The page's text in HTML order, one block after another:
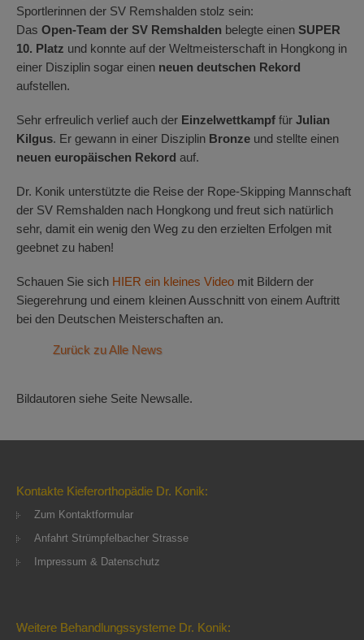
Sportlerinnen der SV Remshalden stolz sein:
Das Open-Team der SV Remshalden belegte einen SUPER
10. Platz und konnte auf der Weltmeisterschaft in Hongkong in
einer Disziplin sogar einen neuen deutschen Rekord
aufstellen.
Sehr erfreulich verlief auch der Einzelwettkampf für Julian
Kilgus. Er gewann in einer Disziplin Bronze und stellte einen
neuen europäischen Rekord auf.
Dr. Konik unterstützte die Reise der Rope-Skipping Mannschaft
der SV Remshalden nach Hongkong und freut sich natürlich
sehr, damit ein wenig den Weg zu den erzielten Erfolgen mit
geebnet zu haben!
Schauen Sie sich HIER ein kleines Video mit Bildern der
Siegerehrung und einem kleinen Ausschnitt von einem Auftritt
bei den Deutschen Meisterschaften an.
Zurück zu Alle News
Bildautoren siehe Seite Newsalle.
Kontakte Kieferorthopädie Dr. Konik:
Zum Kontaktformular
Anfahrt Strümpfelbacher Strasse
Impressum & Datenschutz
Weitere Behandlungssysteme Dr. Konik: